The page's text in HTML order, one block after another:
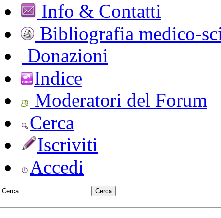
Info & Contatti
Bibliografia medico-
Donazioni
Indice
Moderatori del Forum
Cerca
Iscriviti
Accedi